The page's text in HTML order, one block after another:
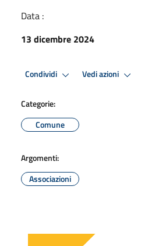
Data :
13 dicembre 2024
Condividi Vedi azioni
Categorie:
Comune
Argomenti:
Associazioni